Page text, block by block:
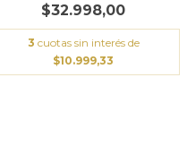
$32.998,00
3 cuotas sin interés de
$10.999,33